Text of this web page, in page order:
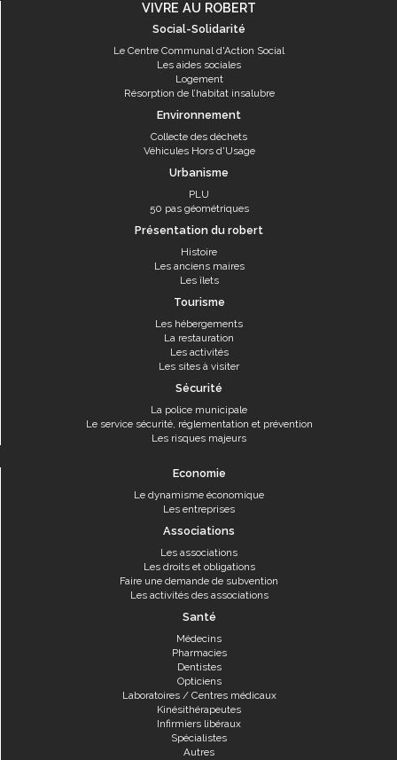
VIVRE AU ROBERT
Social-Solidarité
Le Centre Communal d'Action Social
Les aides sociales
Logement
Résorption de l’habitat insalubre
Environnement
Collecte des déchets
Véhicules Hors d'Usage
Urbanisme
PLU
50 pas géométriques
Présentation du robert
Histoire
Les anciens maires
Les îlets
Tourisme
Les hébergements
La restauration
Les activités
Les sites à visiter
Sécurité
La police municipale
Le service sécurité, réglementation et prévention
Les risques majeurs
Economie
Le dynamisme économique
Les entreprises
Associations
Les associations
Les droits et obligations
Faire une demande de subvention
Les activités des associations
Santé
Médecins
Pharmacies
Dentistes
Opticiens
Laboratoires / Centres médicaux
Kinésithérapeutes
Infirmiers libéraux
Spécialistes
Autres